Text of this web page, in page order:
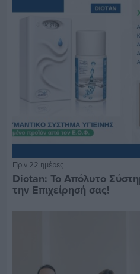
Πριν 22 ημέρες
Diotan: Το Απόλυτο
την Επιχείρησή σας!